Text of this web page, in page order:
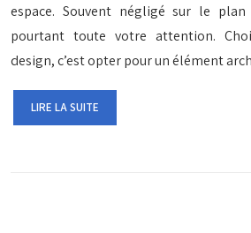
espace. Souvent négligé sur le
pourtant toute votre attention.
design, c’est opter pour un élément
LIRE LA SUITE